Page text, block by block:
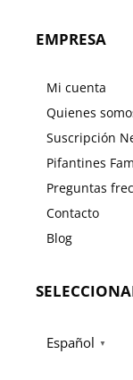
EMPRESA
Mi cuenta
Quienes
Suscripción
Pifantines
Preguntas
Contacto
Blog
Español ▼